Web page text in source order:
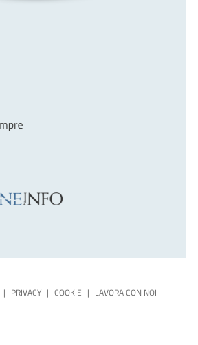
| PRIVACY | COOKIE | LAVORA CON NOI